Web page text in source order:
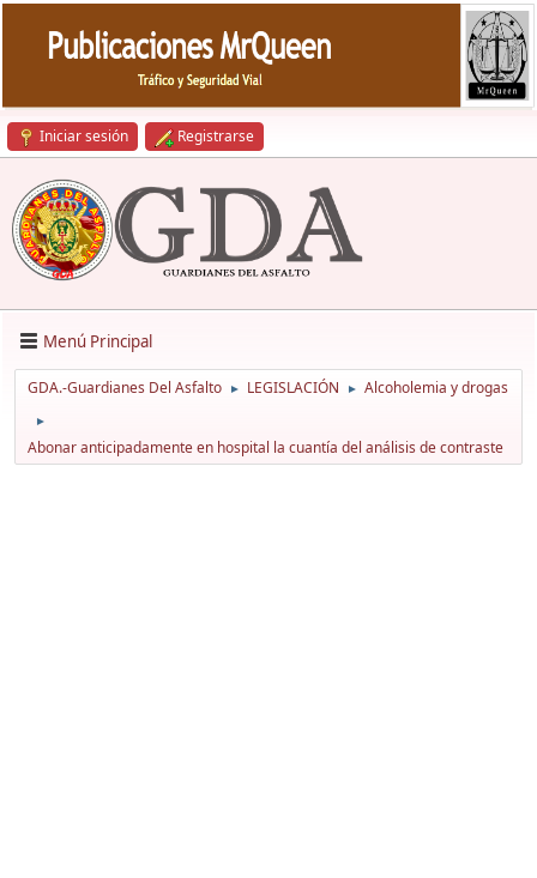
Iniciar sesión Registrarse
Menú Principal
GDA.-Guardianes Del Asfalto ► LEGISLACIÓN ► Alcoholemia y drogas
►
Abonar anticipadamente en hospital la cuantía del análisis de contraste